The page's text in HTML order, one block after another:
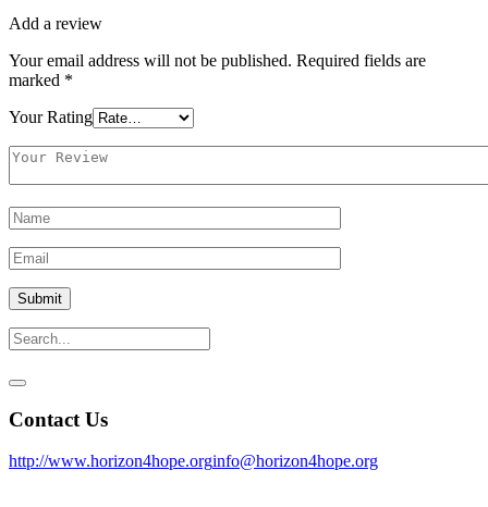
Add a review
Your email address will not be published. Required fields are
marked *
Your Rating
Contact Us
http://www.horizon4hope.orginfo@horizon4hope.org